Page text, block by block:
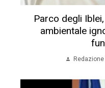
Parco degli
ambientale
Redazione